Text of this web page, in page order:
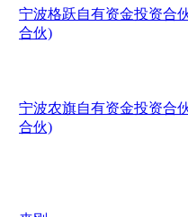
宁波格跃自有资金投资合
合伙)
宁波农旗自有资金投资合
合伙)